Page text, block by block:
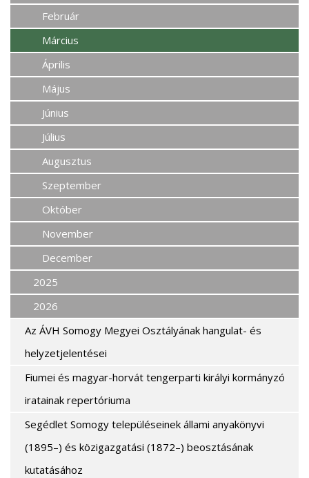
Február
Március
Április
Május
Június
Július
Augusztus
Szeptember
Október
November
December
2025
2026
Az ÁVH Somogy Megyei Osztályának hangulat- és
helyzetjelentései
Fiumei és magyar-horvát tengerparti királyi kormányzó
iratainak repertóriuma
Segédlet Somogy településeinek állami anyakönyvi
(1895–) és közigazgatási (1872–) beosztásának
kutatásához